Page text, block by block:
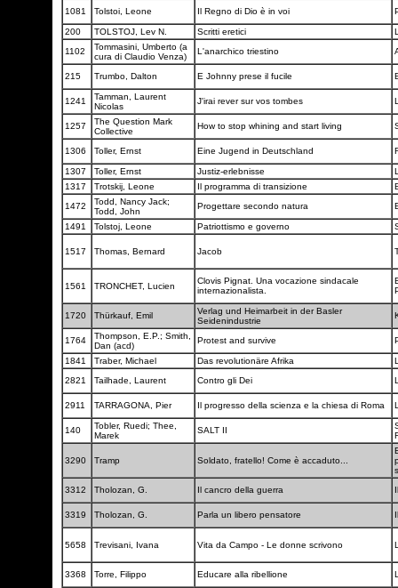
1081
Tolstoi, Leone Il Regno di Dio è in voi
200 TOLSTOJ, Lev N. Scritti eretici
1102
Tommasini, Umberto (a
cura di Claudio Venza)
L'anarchico triestino
215 Trumbo, Dalton E Johnny prese il fucile
1241
Tamman, Laurent
Nicolas
J'irai rever sur vos tombes
1257
The Question Mark
Collective
How to stop whining and start living
1306 Toller, Ernst Eine Jugend in Deutschland
1307 Toller, Ernst Justiz-erlebnisse
1317
Trotskij, Leone Il programma di transizione
1472
Todd, Nancy Jack;
Todd, John
Progettare secondo natura
1491 Tolstoj, Leone Patriottismo e governo
1517 Thomas, Bernard Jacob
1561 TRONCHET, Lucien
Clovis Pignat. Una vocazione sindacale
internazionalista.
1720 Thürkauf, Emil
Verlag und Heimarbeit in der Basler
Seidenindustrie
1764
Thompson, E.P.; Smith,
Dan (acd)
Protest and survive
1841 Traber, Michael Das revolutionäre Afrika
2821
Tailhade, Laurent Contro gli Dei
2911 TARRAGONA, Pier Il progresso della scienza e la chiesa di Roma
140
Tobler, Ruedi; Thee,
Marek
SALT II
3290 Tramp Soldato, fratello! Come è accaduto...
3312
Tholozan, G. Il cancro della guerra
3319 Tholozan, G. Parla un libero pensatore
5658 Trevisani, Ivana Vita da Campo - Le donne scrivono
3368 Torre, Filippo Educare alla ribellione